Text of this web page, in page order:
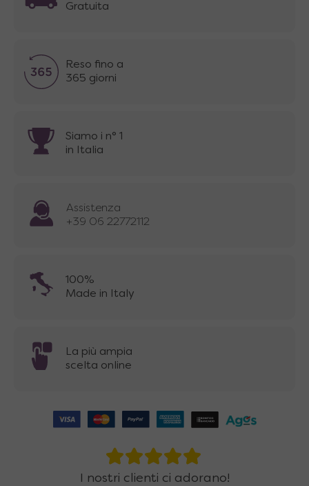
Gratuita
Reso fino a
365 giorni
Siamo i n° 1
in Italia
Assistenza
+39 06 22772112
100%
Made in Italy
La più ampia
scelta online
I nostri clienti ci adorano!